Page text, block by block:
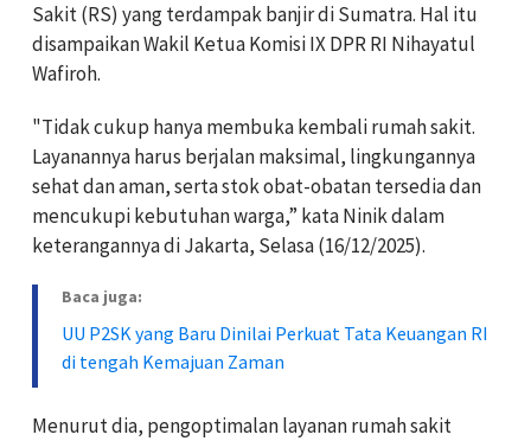
Sakit (RS) yang terdampak banjir di Sumatra. Hal itu
disampaikan Wakil Ketua Komisi IX DPR RI Nihayatul
Wafiroh.
"Tidak cukup hanya membuka kembali rumah sakit.
Layanannya harus berjalan maksimal, lingkungannya
sehat dan aman, serta stok obat-obatan tersedia dan
mencukupi kebutuhan warga,” kata Ninik dalam
keterangannya di Jakarta, Selasa (16/12/2025).
Baca juga:
UU P2SK yang Baru Dinilai Perkuat Tata Keuangan RI
di tengah Kemajuan Zaman
Menurut dia, pengoptimalan layanan rumah sakit